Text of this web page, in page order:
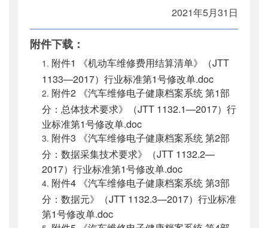
2021年5月31日
附件下载：
附件1 《机动车维修费用结算清单》（JTT
1133—2017）行业标准第1号修改单.doc
附件2 《汽车维修电子健康档案系统 第1部
分：总体技术要求》（JTT 1132.1—2017）行
业标准第1号修改单.doc
附件3 《汽车维修电子健康档案系统 第2部
分：数据采集技术要求》（JTT 1132.2—
2017）行业标准第1号修改单.doc
附件4 《汽车维修电子健康档案系统 第3部
分：数据元》（JTT 1132.3—2017）行业标准
第1号修改单.doc